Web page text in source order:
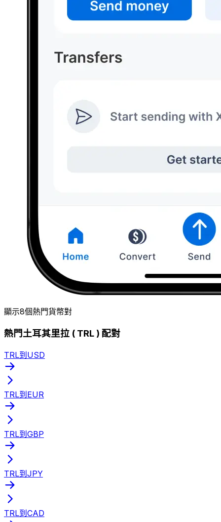
顯示8個熱門貨幣對
熱門土耳其里拉 ( TRL ) 配對
TRL到USD
TRL到EUR
TRL到GBP
TRL到JPY
TRL到CAD